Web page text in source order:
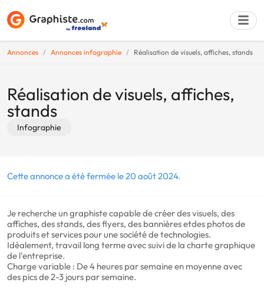
Annonces Annonces infographie Réalisation de visuels, affiches, stands
Réalisation de visuels, affiches,
stands
Infographie
Cette annonce a été fermée le 20 août 2024.
Je recherche un graphiste capable de créer des visuels, des
affiches, des stands, des flyers, des bannières etdes photos de
produits et services pour une société de technologies.
Idéalement, travail long terme avec suivi de la charte graphique
de l'entreprise.
Charge variable : De 4 heures par semaine en moyenne avec
des pics de 2-3 jours par semaine.